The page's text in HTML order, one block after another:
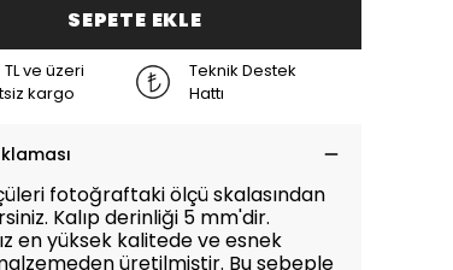
SEPETE EKLE
ve üzeri
kargo
Teknik Destek
Hattı
fotoğraftaki ölçü skalasından
Kalıp derinliği 5 mm'dir.
en yüksek kalitede ve esnek
üretilmiştir. Bu sebeple